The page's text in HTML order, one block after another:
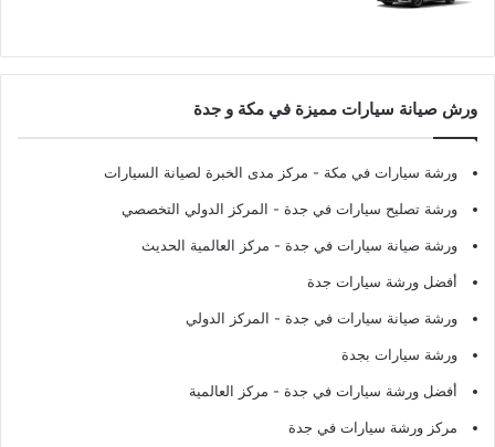
ورش صيانة سيارات مميزة في مكة و جدة
ورشة سيارات في مكة - مركز مدى الخبرة لصيانة السيارات
ورشة تصليح سيارات في جدة - المركز الدولي التخصصي
ورشة صيانة سيارات في جدة - مركز العالمية الحديث
أفضل ورشة سيارات جدة
ورشة صيانة سيارات في جدة - المركز الدولي
ورشة سيارات بجدة
أفضل ورشة سيارات في جدة - مركز العالمية
مركز ورشة سيارات في جدة